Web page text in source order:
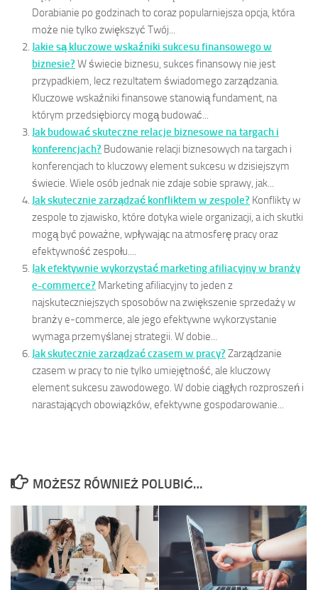
Dorabianie po godzinach to coraz popularniejsza opcja, która
może nie tylko zwiększyć Twój...
Jakie są kluczowe wskaźniki sukcesu finansowego w
biznesie? W świecie biznesu, sukces finansowy nie jest
przypadkiem, lecz rezultatem świadomego zarządzania.
Kluczowe wskaźniki finansowe stanowią fundament, na
którym przedsiębiorcy mogą budować...
Jak budować skuteczne relacje biznesowe na targach i
konferencjach? Budowanie relacji biznesowych na targach i
konferencjach to kluczowy element sukcesu w dzisiejszym
świecie. Wiele osób jednak nie zdaje sobie sprawy, jak...
Jak skutecznie zarządzać konfliktem w zespole? Konflikty w
zespole to zjawisko, które dotyka wiele organizacji, a ich skutki
mogą być poważne, wpływając na atmosferę pracy oraz
efektywność zespołu....
Jak efektywnie wykorzystać marketing afiliacyjny w branży
e-commerce? Marketing afiliacyjny to jeden z
najskuteczniejszych sposobów na zwiększenie sprzedaży w
branży e-commerce, ale jego efektywne wykorzystanie
wymaga przemyślanej strategii. W dobie...
Jak skutecznie zarządzać czasem w pracy? Zarządzanie
czasem w pracy to nie tylko umiejętność, ale kluczowy
element sukcesu zawodowego. W dobie ciągłych rozproszeń i
narastających obowiązków, efektywne gospodarowanie...
MOŻESZ RÓWNIEŻ POLUBIĆ…